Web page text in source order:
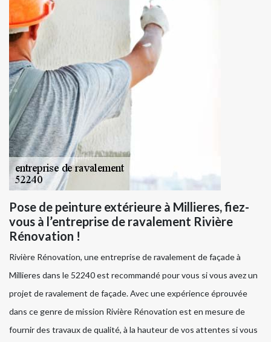
Pose de peinture extérieure à Millieres, fiez-
vous à l’entreprise de ravalement Rivière
Rénovation !
Rivière Rénovation, une entreprise de ravalement de façade à
Millieres dans le 52240 est recommandé pour vous si vous avez un
projet de ravalement de façade. Avec une expérience éprouvée
dans ce genre de mission Rivière Rénovation est en mesure de
fournir des travaux de qualité, à la hauteur de vos attentes si vous